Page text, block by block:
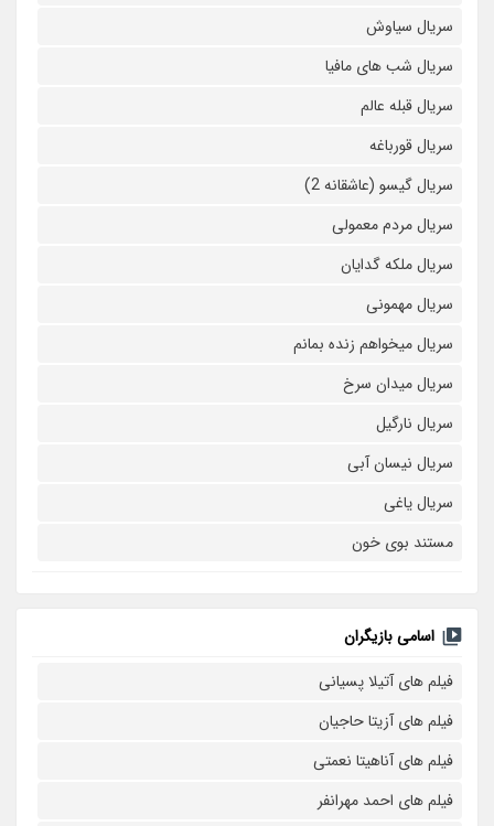
سریال سیاوش
سریال شب های مافیا
سریال قبله عالم
سریال قورباغه
سریال گیسو (عاشقانه 2)
سریال مردم معمولی
سریال ملکه گدایان
سریال مهمونی
سریال میخواهم زنده بمانم
سریال میدان سرخ
سریال نارگیل
سریال نیسان آبی
سریال یاغی
مستند بوی خون
اسامی بازیگران
فیلم های آتیلا پسیانی
فیلم های آزیتا حاجیان
فیلم های آناهیتا نعمتی
فیلم های احمد مهرانفر